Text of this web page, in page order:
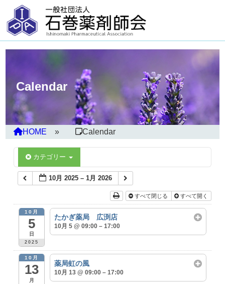
Calendar
HOME Calendar
カテゴリー
10月 2025 – 1月 2026
すべて閉じる すべて開く
10月
5
日
2025
たかぎ薬局 広渕店
10月 5 @ 09:00 – 17:00
10月
13
月
薬局虹の風
10月 13 @ 09:00 – 17:00